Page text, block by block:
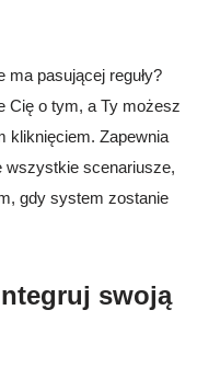
pasującej reguły?
Cię o tym, a Ty możesz
kliknięciem. Zapewnia
wszystkie scenariusze,
gdy system zostanie
swoją